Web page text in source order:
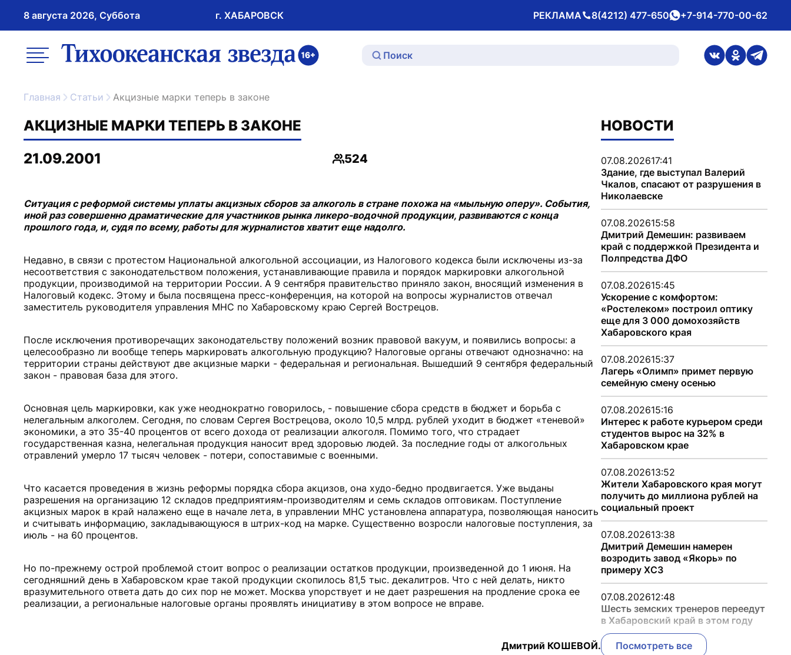
8 августа 2026, Суббота г. ХАБАРОВСК РЕКЛАМА
Телефон 8(4212) 477-650whatsApp
+7-914-770-00-62
меню ссылка на главную
ссылка на
ссылка на
Главная Статьи Акцизные марки теперь в законе
АКЦИЗНЫЕ МАРКИ ТЕПЕРЬ В ЗАКОНЕ
21.09.2001
Просмотры
524
Ситуация с реформой системы уплаты акцизных сборов за алкоголь в стране похожа на «мыльную оперу». События,
иной раз совершенно драматические для участников рынка ликеро-водочной продукции, развиваются с конца
прошлого года, и, судя по всему, работы для журналистов хватит еще надолго.
Недавно, в связи с протестом Национальной алкогольной ассоциации, из Налогового кодекса были исключены из-за
несоответствия с законодательством положения, устанавливающие правила и порядок маркировки алкогольной
продукции, производимой на территории России. А 9 сентября правительство приняло закон, вносящий изменения в
Налоговый кодекс. Этому и была посвящена пресс-конференция, на которой на вопросы журналистов отвечал
заместитель руководителя управления МНС по Хабаровскому краю Сергей Вострецов.
После исключения противоречащих законодательству положений возник правовой вакуум, и появились вопросы: а
целесообразно ли вообще теперь маркировать алкогольную продукцию? Налоговые органы отвечают однозначно: на
территории страны действуют две акцизные марки - федеральная и региональная. Вышедший 9 сентября федеральный
закон - правовая база для этого.
Основная цель маркировки, как уже неоднократно говорилось, - повышение сбора средств в бюджет и борьба с
нелегальным алкоголем. Сегодня, по словам Сергея Вострецова, около 10,5 млрд. рублей уходит в бюджет «теневой»
экономики, а это 35-40 процентов от всего дохода от реализации алкоголя. Помимо того, что страдает
государственная казна, нелегальная продукция наносит вред здоровью людей. За последние годы от алкогольных
отравлений умерло 17 тысяч человек - потери, сопоставимые с военными.
Что касается проведения в жизнь реформы порядка сбора акцизов, она худо-бедно продвигается. Уже выданы
разрешения на организацию 12 складов предприятиям-производителям и семь складов оптовикам. Поступление
акцизных марок в край налажено еще в начале лета, в управлении МНС установлена аппаратура, позволяющая наносить
и считывать информацию, закладывающуюся в штрих-код на марке. Существенно возросли налоговые поступления, за
июль - на 60 процентов.
Но по-прежнему острой проблемой стоит вопрос о реализации остатков продукции, произведенной до 1 июня. На
сегодняшний день в Хабаровском крае такой продукции скопилось 81,5 тыс. декалитров. Что с ней делать, никто
вразумительного ответа дать до сих пор не может. Москва упорствует и не дает разрешения на продление срока ее
реализации, а региональные налоговые органы проявлять инициативу в этом вопросе не вправе.
Дмитрий КОШЕВОЙ.
НОВОСТИ
07.08.202617:41
Здание, где выступал Валерий
Чкалов, спасают от разрушения в
Николаевске
07.08.202615:58
Дмитрий Демешин: развиваем
край с поддержкой Президента и
Полпредства ДФО
07.08.202615:45
Ускорение с комфортом:
«Ростелеком» построил оптику
еще для 3 000 домохозяйств
Хабаровского края
07.08.202615:37
Лагерь «Олимп» примет первую
семейную смену осенью
07.08.202615:16
Интерес к работе курьером среди
студентов вырос на 32% в
Хабаровском крае
07.08.202613:52
Жители Хабаровского края могут
получить до миллиона рублей на
социальный проект
07.08.202613:38
Дмитрий Демешин намерен
возродить завод «Якорь» по
примеру ХСЗ
07.08.202612:48
Шесть земских тренеров переедут
в Хабаровский край в этом году
Посмотреть все